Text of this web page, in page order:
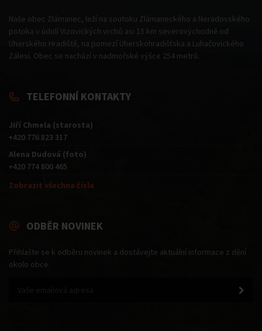
Naše obec Zlámanec, leží na soutoku Zlámaneckého a Neradovského
potoka v údolí Vizovických vrchů asi 15 km severovýchodně od
Uherského Hradiště, na pomezí Uherskohradišťska a Luhačovického
Zálesí. Obec se nachází v nadmořské výšce 254 metrů.
TELEFONNÍ KONTAKTY
Jiří Chmela (starosta)
+420 776 823 317
Alena Dudová (foto)
+420 774 800 465
Zobrazit všechna čísla
ODBĚR NOVINEK
Přihlašte se k odběru novinek a dostávejte aktuální informace z dění
okolo obce.